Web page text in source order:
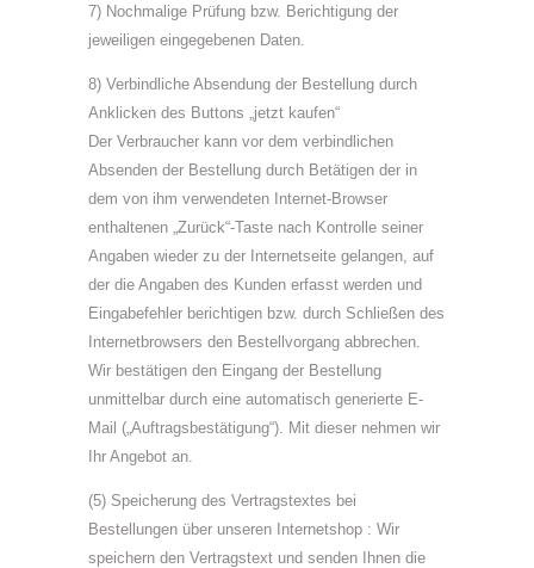
7) Nochmalige Prüfung bzw. Berichtigung der
jeweiligen eingegebenen Daten.
8) Verbindliche Absendung der Bestellung durch
Anklicken des Buttons „jetzt kaufen“
Der Verbraucher kann vor dem verbindlichen
Absenden der Bestellung durch Betätigen der in
dem von ihm verwendeten Internet-Browser
enthaltenen „Zurück“-Taste nach Kontrolle seiner
Angaben wieder zu der Internetseite gelangen, auf
der die Angaben des Kunden erfasst werden und
Eingabefehler berichtigen bzw. durch Schließen des
Internetbrowsers den Bestellvorgang abbrechen.
Wir bestätigen den Eingang der Bestellung
unmittelbar durch eine automatisch generierte E-
Mail („Auftragsbestätigung“). Mit dieser nehmen wir
Ihr Angebot an.
(5) Speicherung des Vertragstextes bei
Bestellungen über unseren Internetshop : Wir
speichern den Vertragstext und senden Ihnen die